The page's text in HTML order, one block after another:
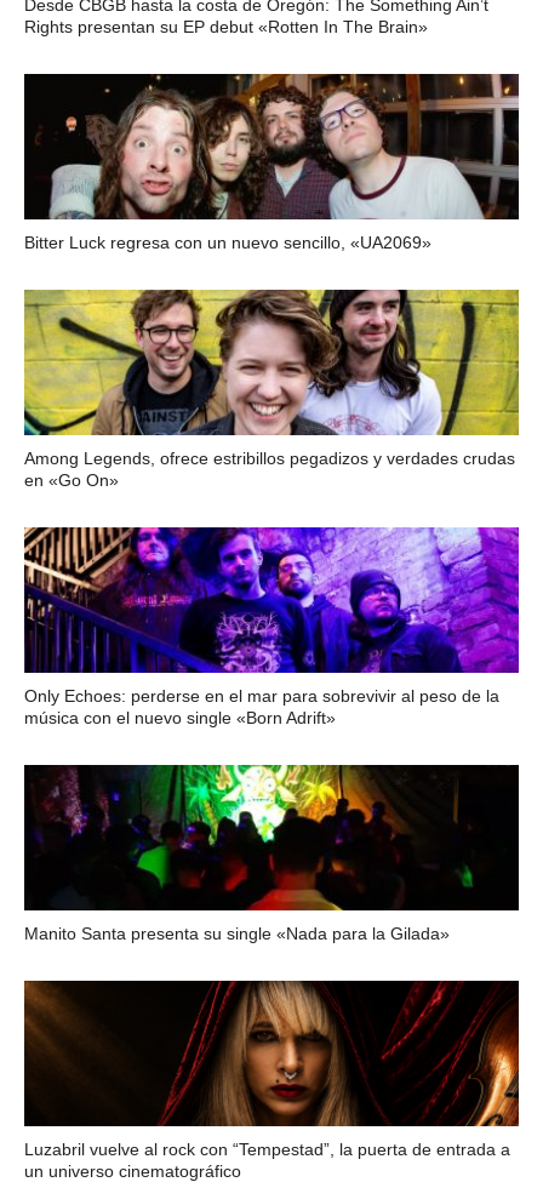
Desde CBGB hasta la costa de Oregón: The Something Ain’t
Rights presentan su EP debut «Rotten In The Brain»
Bitter Luck regresa con un nuevo sencillo, «UA2069»
Among Legends, ofrece estribillos pegadizos y verdades crudas
en «Go On»
Only Echoes: perderse en el mar para sobrevivir al peso de la
música con el nuevo single «Born Adrift»
Manito Santa presenta su single «Nada para la Gilada»
Luzabril vuelve al rock con “Tempestad”, la puerta de entrada a
un universo cinematográfico